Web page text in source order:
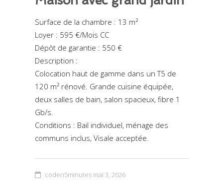
Surface de la chambre : 13 m²
Loyer : 595 €/Mois CC
Dépôt de garantie : 550 €
Description :
Colocation haut de gamme dans un T5 de
120 m² rénové. Grande cuisine équipée,
deux salles de bain, salon spacieux, fibre 1
Gb/s.
Conditions : Bail individuel, ménage des
communs inclus, Visale acceptée.
coden5minutes mai 3, 2026